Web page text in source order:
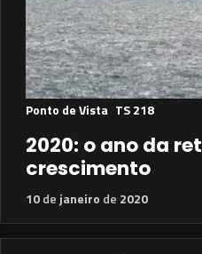
Ponto de Vista TS 218
2020: o ano da
crescimento
10de janeiro de 2020